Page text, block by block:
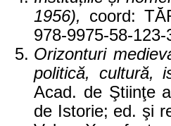
1956),
coord:
978-9975-58-123-
Orizonturi
politică, cultură,
Acad. de Ştiinţe
de Istorie; ed. şi